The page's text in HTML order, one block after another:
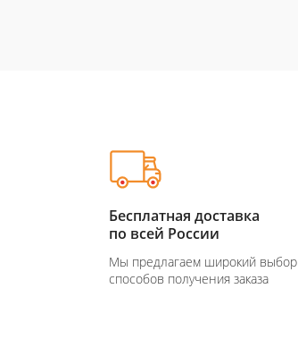
Бесплатная доставка
по всей России
Мы предлагаем широкий выбор
способов получения заказа